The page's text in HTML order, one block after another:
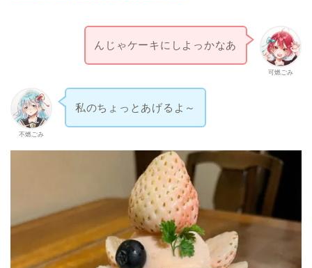
可燃ごみ
んじゃケーキにしよっかなあ
不燃ごみ
私のちょっとあげるよ～